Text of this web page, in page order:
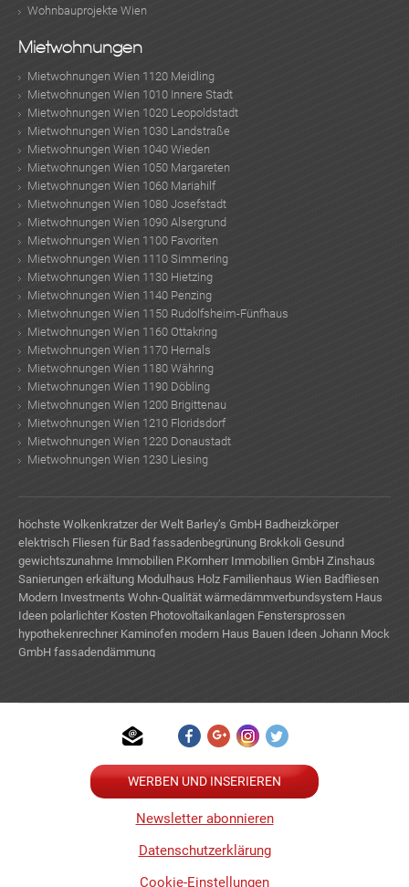
Wohnbauprojekte Wien
Mietwohnungen
Mietwohnungen Wien 1120 Meidling
Mietwohnungen Wien 1010 Innere Stadt
Mietwohnungen Wien 1020 Leopoldstadt
Mietwohnungen Wien 1030 Landstraße
Mietwohnungen Wien 1040 Wieden
Mietwohnungen Wien 1050 Margareten
Mietwohnungen Wien 1060 Mariahilf
Mietwohnungen Wien 1080 Josefstadt
Mietwohnungen Wien 1090 Alsergrund
Mietwohnungen Wien 1100 Favoriten
Mietwohnungen Wien 1110 Simmering
Mietwohnungen Wien 1130 Hietzing
Mietwohnungen Wien 1140 Penzing
Mietwohnungen Wien 1150 Rudolfsheim-Fünfhaus
Mietwohnungen Wien 1160 Ottakring
Mietwohnungen Wien 1170 Hernals
Mietwohnungen Wien 1180 Währing
Mietwohnungen Wien 1190 Döbling
Mietwohnungen Wien 1200 Brigittenau
Mietwohnungen Wien 1210 Floridsdorf
Mietwohnungen Wien 1220 Donaustadt
Mietwohnungen Wien 1230 Liesing
höchste Wolkenkratzer der Welt Barley’s GmbH Badheizkörper
elektrisch Fliesen für Bad fassadenbegrünung Brokkoli Gesund
gewichtszunahme Immobilien P.Kornherr Immobilien GmbH Zinshaus
Sanierungen erkältung Modulhaus Holz Familienhaus Wien Badfliesen
Modern Investments Wohn-Qualität wärmedämmverbundsystem Haus
Ideen polarlichter Kosten Photovoltaikanlagen Fenstersprossen
hypothekenrechner Kaminofen modern Haus Bauen Ideen Johann Mock
GmbH fassadendämmung
WERBEN UND INSERIEREN
Newsletter abonnieren
Datenschutzerklärung
Cookie-Einstellungen